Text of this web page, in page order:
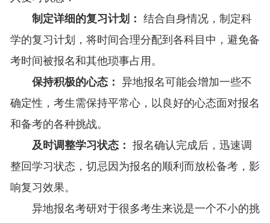
制定详细的复习计划： 结合自身情况，制定科
学的复习计划，将时间合理分配到各科目中，避免备
考时间被报名和其他琐事占用。
保持积极的心态： 异地报名可能会增加一些不
确定性，考生需保持平常心，以良好的心态面对报名
和备考的各种挑战。
及时调整学习状态： 报名确认完成后，迅速调
整回学习状态，切忌因为报名的顺利而放松备考，影
响复习效果。
异地报名考研对于很多考生来说是一个不小的挑